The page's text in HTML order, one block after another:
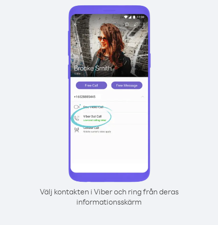
Välj kontakten i Viber och ring från deras
informationsskärm